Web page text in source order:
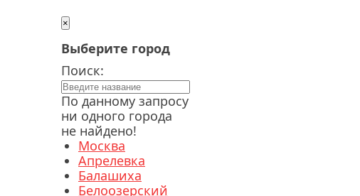
×
Выберите город
Поиск:
По данному запросу
ни одного города
не найдено!
Москва
Апрелевка
Балашиха
Белоозерский